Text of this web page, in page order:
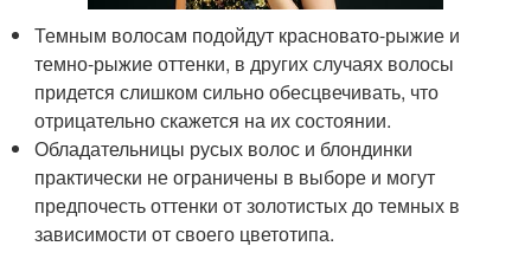
Темным волосам подойдут красновато-рыжие и
темно-рыжие оттенки, в других случаях волосы
придется слишком сильно обесцвечивать, что
отрицательно скажется на их состоянии.
Обладательницы русых волос и блондинки
практически не ограничены в выборе и могут
предпочесть оттенки от золотистых до темных в
зависимости от своего цветотипа.